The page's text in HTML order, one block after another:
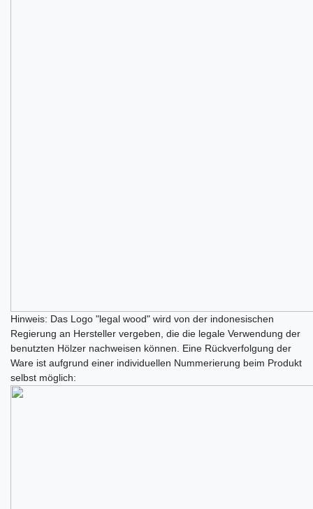
Hinweis: Das Logo "legal wood" wird von der indonesischen
Regierung an Hersteller vergeben, die die legale Verwendung der
benutzten Hölzer nachweisen können. Eine Rückverfolgung der
Ware ist aufgrund einer individuellen Nummerierung beim Produkt
selbst möglich: